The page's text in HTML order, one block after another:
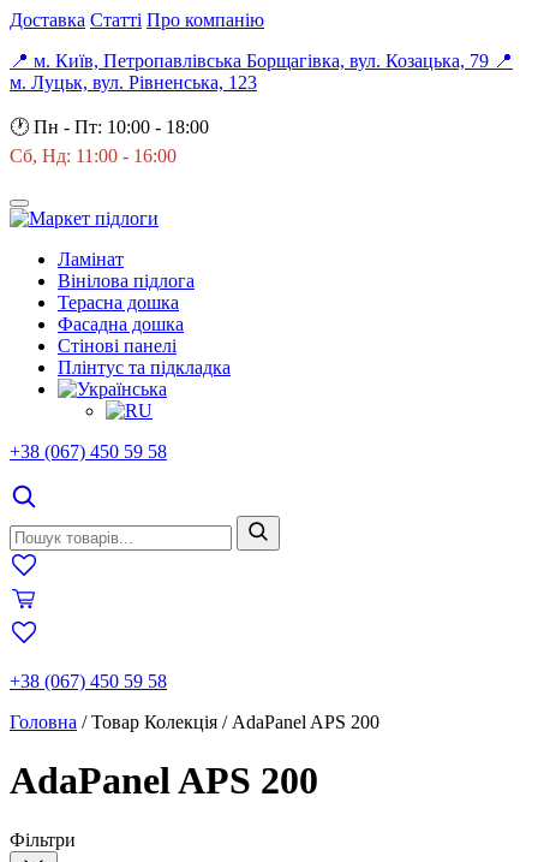
Доставка Статті Про компанію
📍 м. Київ, Петропавлівська Борщагівка, вул. Козацька, 79 📍
м. Луцьк, вул. Рівненська, 123
🕐 Пн - Пт: 10:00 - 18:00
Сб, Нд: 11:00 - 16:00
Ламінат
Вінілова підлога
Терасна дошка
Фасадна дошка
Стінові панелі
Плінтус та підкладка
+38 (067) 450 59 58
+38 (067) 450 59 58
Головна /Товар Колекція / AdaPanel APS 200
AdaPanel APS 200
Фільтри